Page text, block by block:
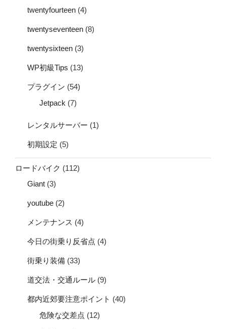
twentyfourteen (4)
twentyseventeen (8)
twentysixteen (3)
WP初級Tips (13)
プラグイン (54)
Jetpack (7)
レンタルサーバー (1)
初期設定 (5)
ロードバイク (112)
Giant (3)
youtube (2)
メンテナンス (4)
今日の街乗り反省点 (4)
街乗り装備 (33)
道交法・交通ルール (9)
都内近郊要注意ポイント (40)
危険な交差点 (12)